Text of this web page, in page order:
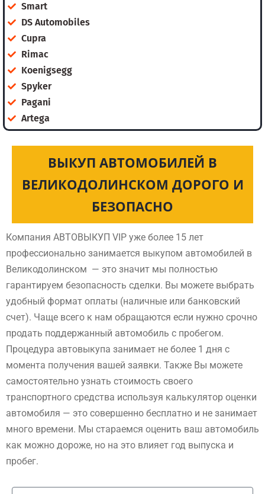
Smart
DS Automobiles
Cupra
Rimac
Koenigsegg
Spyker
Pagani
Artega
ВЫКУП АВТОМОБИЛЕЙ В
ВЕЛИКОДОЛИНСКОМ ДОРОГО И
БЕЗОПАСНО
Компания АВТОВЫКУП VIP уже более 15 лет
профессионально занимается выкупом автомобилей в
Великодолинском — это значит мы полностью
гарантируем безопасность сделки. Вы можете выбрать
удобный формат оплаты (наличные или банковский
счет). Чаще всего к нам обращаются если нужно срочно
продать поддержанный автомобиль с пробегом.
Процедура автовыкупа занимает не более 1 дня с
момента получения вашей заявки. Также Вы можете
самостоятельно узнать стоимость своего
транспортного средства используя калькулятор оценки
автомобиля — это совершенно бесплатно и не занимает
много времени. Мы стараемся оценить ваш автомобиль
как можно дороже, но на это влияет год выпуска и
пробег.